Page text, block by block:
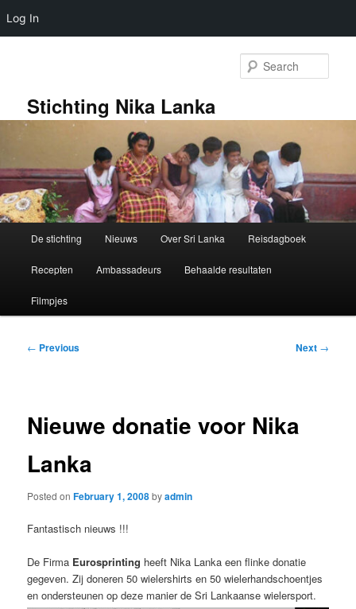
Log In
Stichting Nika Lanka
De stichting Nieuws Over Sri Lanka Reisdagboek
Recepten Ambassadeurs Behaalde resultaten
Filmpjes
Post
← Previous Next →
Nieuwe donatie voor Nika
Lanka
Posted onFebruary 1, 2008byadmin
Fantastisch nieuws !!!
De Firma Eurosprinting heeft Nika Lanka een flinke donatie
gegeven. Zij doneren 50 wielershirts en 50 wielerhandschoentjes
en ondersteunen op deze manier de Sri Lankaanse wielersport.